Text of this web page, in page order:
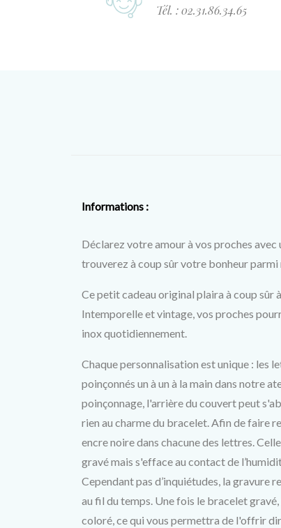
Tél. : 02.31.86.34.65
Informations :
Déclarez votre amour à vos proches
trouverez à coup sûr votre bonheur
Ce petit cadeau original plaira à coup sûr
Intemporelle et vintage, vos proches
inox quotidiennement.
Chaque personnalisation est unique : les
poinçonnés un à un à la main dans notre
poinçonnage, l'arrière du couvert peut
rien au charme du bracelet. Afin de faire
encre noire dans chacune des lettres.
gravé mais s'efface au contact de
Cependant pas d’inquiétudes, la gravure
au fil du temps. Une fois le bracelet
coloré, ce qui vous permettra de l'offrir